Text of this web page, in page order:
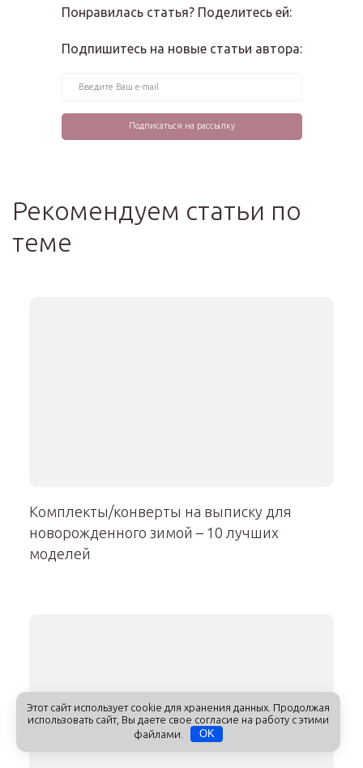
Понравилась статья? Поделитесь ей:
Подпишитесь на новые статьи автора:
Рекомендуем статьи по
теме
Комплекты/конверты на выписку для
новорожденного зимой – 10 лучших
моделей
Этот сайт использует cookie для хранения данных. Продолжая
использовать сайт, Вы даете свое согласие на работу с этими
файлами.
OK